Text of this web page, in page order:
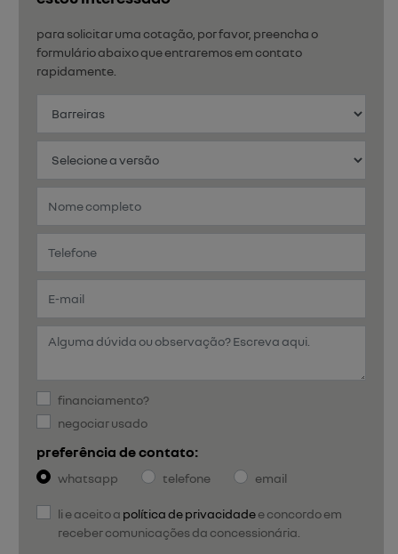
para solicitar uma cotação, por favor, preencha o
formulário abaixo que entraremos em contato
rapidamente.
financiamento?
negociar usado
preferência de contato:
whatsapp telefone email
li e aceito a política de privacidadee concordo em
receber comunicações da concessionária.